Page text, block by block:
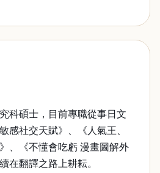
碩士，目前專職從事日文
感社交天賦》、《人氣王、
、《不懂會吃虧 漫畫圖解外
在翻譯之路上耕耘。